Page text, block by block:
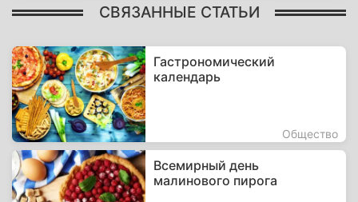
СВЯЗАННЫЕ СТАТЬИ
Гастрономический
календарь
Общество
Всемирный день
малинового пирога